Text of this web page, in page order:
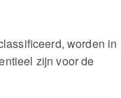
worden in
zijn voor de